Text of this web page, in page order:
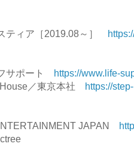
ティア［2019.08～］
サポート https://www.life-
／東京本社 https://
JAPAN